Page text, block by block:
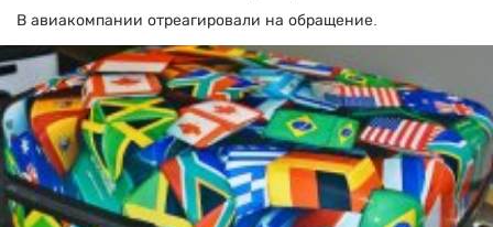
В авиакомпании отреагировали на обращение.